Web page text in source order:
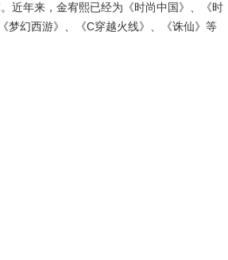
近年来，金宥熙已经为《时尚中国》、《时
梦幻西游》、《C穿越火线》、《诛仙》等